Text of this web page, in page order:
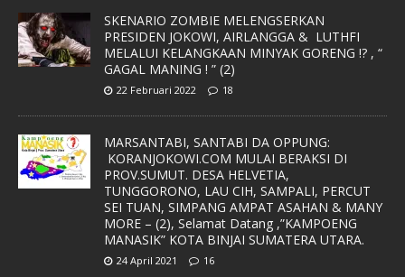
SKENARIO ZOMBIE MELENGSERKAN
PRESIDEN JOKOWI, AIRLANGGA & LUTHFI
MELALUI KELANGKAAN MINYAK GORENG !? , “
GAGAL MANING ! ” (2)
22 Februari 2022 18
MARSANTABI, SANTABI DA OPPUNG:
KORANJOKOWI.COM MULAI BERAKSI DI
PROV.SUMUT. DESA HELVETIA,
TUNGGORONO, LAU CIH, SAMPALI, PERCUT
SEI TUAN, SIMPANG AMPAT ASAHAN & MANY
MORE – (2), Selamat Datang ,”KAMPOENG
MANASIK” KOTA BINJAI SUMATERA UTARA.
24 April 2021 16